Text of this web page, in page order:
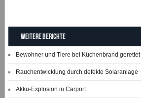
Weitere Berichte
Bewohner und Tiere bei Küchenbrand gerettet
Rauchentwicklung durch defekte Solaranlage
Akku-Explosion in Carport